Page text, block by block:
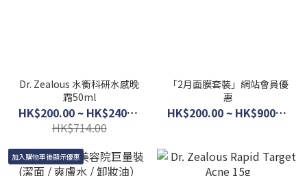
Dr. Zealous 水衡科研水感晚
霜50ml
HK$200.00 ~ HK$240.00
HK$714.00
「2月面膜套裝」網站會員優
惠
HK$200.00 ~ HK$900.00
加入購物車後顯示優惠